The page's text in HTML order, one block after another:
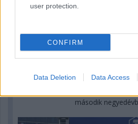
user protection.
CONFIRM
Data Deletion Data Access
22 órája
második